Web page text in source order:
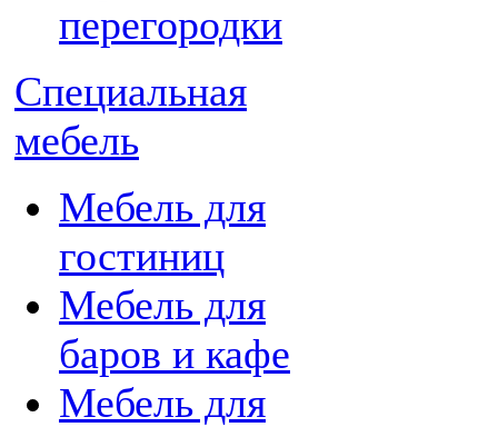
перегородки
Специальная
мебель
Мебель для
гостиниц
Мебель для
баров и кафе
Мебель для